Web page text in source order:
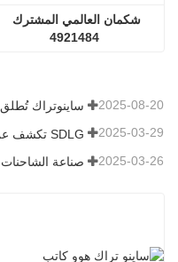
4921484
2025-08-20
2025-03-29
2025-03-26